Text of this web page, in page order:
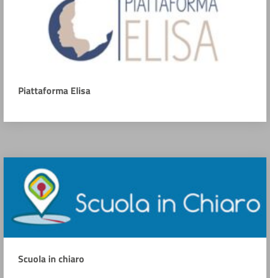
Piattaforma Elisa
Scuola in chiaro